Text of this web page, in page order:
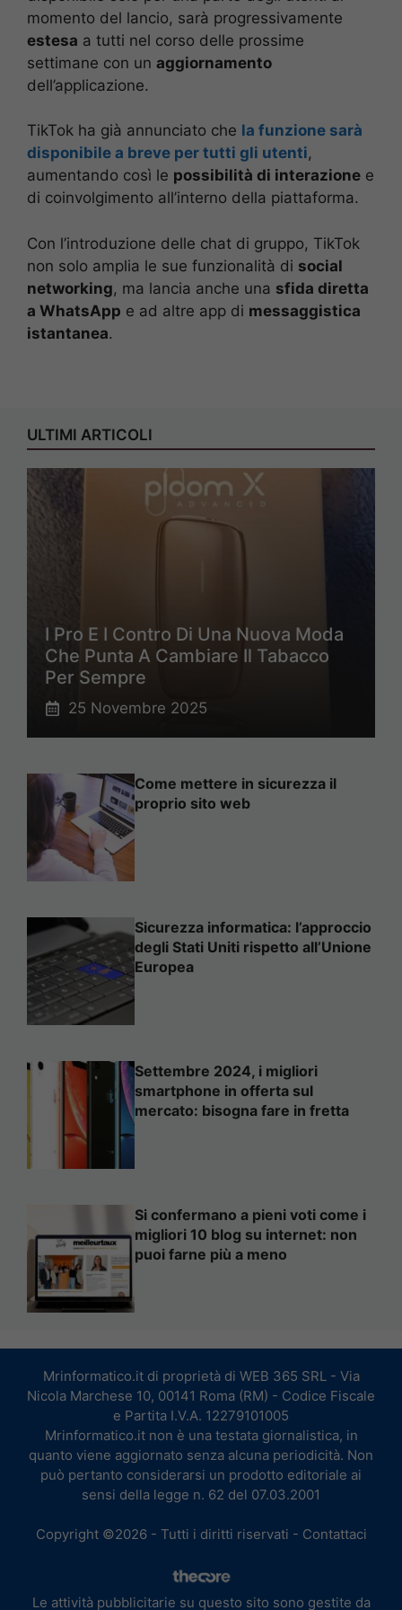
momento del lancio, sarà progressivamente
estesa a tutti nel corso delle prossime
settimane con un aggiornamento
dell’applicazione.
TikTok ha già annunciato che la funzione sarà
disponibile a breve per tutti gli utenti,
aumentando così le possibilità di interazione e
di coinvolgimento all’interno della piattaforma.
Con l’introduzione delle chat di gruppo, TikTok
non solo amplia le sue funzionalità di social
networking, ma lancia anche una sfida diretta
a WhatsApp e ad altre app di messaggistica
istantanea.
ULTIMI ARTICOLI
I Pro E I Contro Di Una Nuova Moda
Che Punta A Cambiare Il Tabacco
Per Sempre
25 Novembre 2025
Come mettere in sicurezza il
proprio sito web
Sicurezza informatica: l’approccio
degli Stati Uniti rispetto all’Unione
Europea
Settembre 2024, i migliori
smartphone in offerta sul
mercato: bisogna fare in fretta
Si confermano a pieni voti come i
migliori 10 blog su internet: non
puoi farne più a meno
Mrinformatico.it di proprietà di WEB 365 SRL - Via
Nicola Marchese 10, 00141 Roma (RM) - Codice Fiscale
e Partita I.V.A. 12279101005
Mrinformatico.it non è una testata giornalistica, in
quanto viene aggiornato senza alcuna periodicità. Non
può pertanto considerarsi un prodotto editoriale ai
sensi della legge n. 62 del 07.03.2001
Copyright ©2026 - Tutti i diritti riservati - Contattaci
Le attività pubblicitarie su questo sito sono gestite da